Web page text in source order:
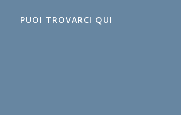
PUOI TROVARCI QUI